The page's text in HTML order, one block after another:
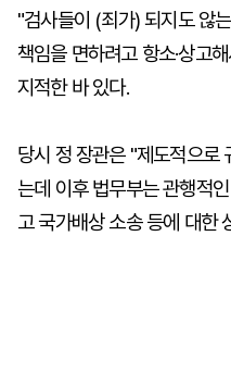
"검사들이 (죄가) 되지도 않
책임을 면하려고 항소·상고
지적한 바 있다.
당시 정 장관은 "제도적으로
는데 이후 법무부는 관행적
고 국가배상 소송 등에 대한